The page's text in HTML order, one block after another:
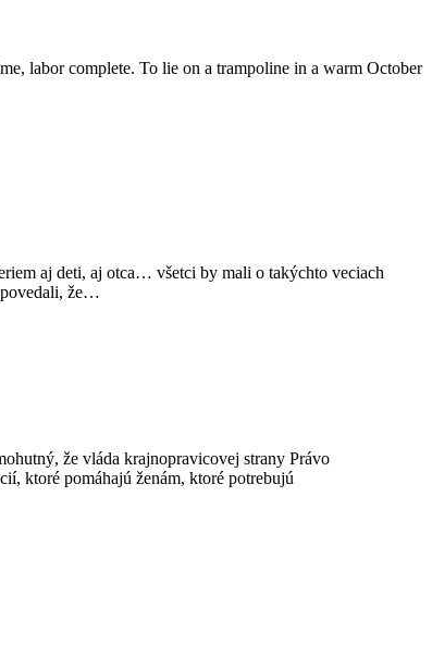
labor complete. To lie on a trampoline in a warm October
aj deti, aj otca… všetci by mali o takýchto veciach
povedali, že…
že vláda krajnopravicovej strany Právo
ktoré pomáhajú ženám, ktoré potrebujú